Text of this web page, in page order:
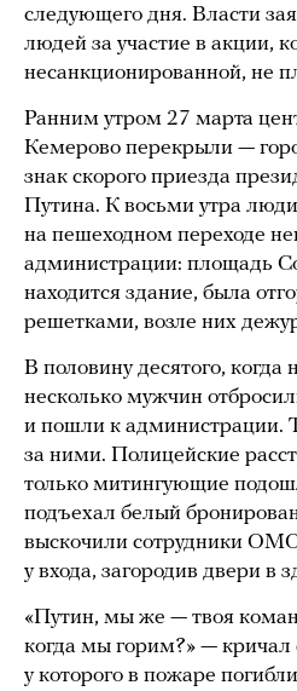
следующего дня. Власти
людей за участие в акции,
несанкционированной, не
Ранним утром 27 марта
Кемерово перекрыли —
знак скорого приезда
Путина. К восьми утра
на пешеходном переходе
администрации: площадь
находится здание, была
решетками, возле них
В половину десятого,
несколько мужчин
и пошли к администрации.
за ними. Полицейские
только митингующие
подъехал белый
выскочили сотрудники
у входа, загородив двери в
«Путин, мы же — твоя
когда мы горим?» —
у которого в пожаре